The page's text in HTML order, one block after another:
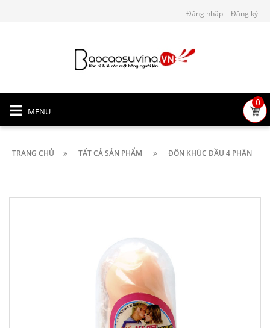
Đăng nhập Đăng ký
MENU
0
TRANG CHỦ TẤT CẢ SẢN PHẨM ĐÔN KHÚC ĐẦU 4 PHÂN